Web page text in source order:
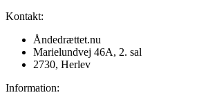
Kontakt:
Åndedrættet.nu
Marielundvej 46A, 2. sal
2730, Herlev
Information: